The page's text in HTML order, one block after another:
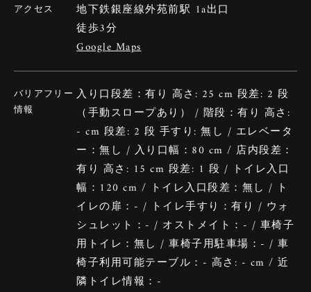
アクセス
地下鉄銀座線外苑前駅 1a出口
徒歩3分
Google Maps
バリアフリー
情報
入り口段差：有り 高さ: 25 cm 段差: 2 段
（手動スロープあり） / 階段：有り 高さ:
- cm 段差: 2 段 手すり: 無し / エレベータ
ー：無し / 入り口幅：80 cm / 店内段差：
有り 高さ: 15 cm 段差: 1 段 / トイレ入口
幅：120 cm / トイレ入口段差：無し / ト
イレの扉：- / トイレ手すり：有り / ウォ
シュレット：- / オストメイト：- / 車椅子
用トイレ：無し / 車椅子用駐車場：- / 車
椅子利用可能テーブル：- 高さ: - cm / 近
隣トイレ情報：-